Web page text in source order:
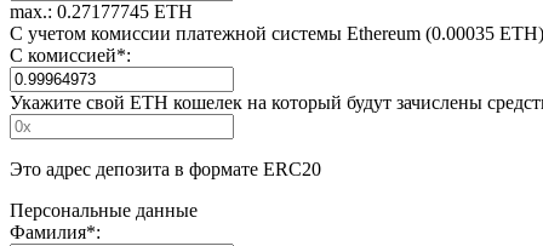
max.: 0.27177745 ETH
С учетом комиссии платежной системы Ethereum (0.00035 ETH)
С комиссией*:
Укажите свой ETH кошелек на который будут зачислены
Это адрес депозита в формате ERC20
Персональные данные
Фамилия*: